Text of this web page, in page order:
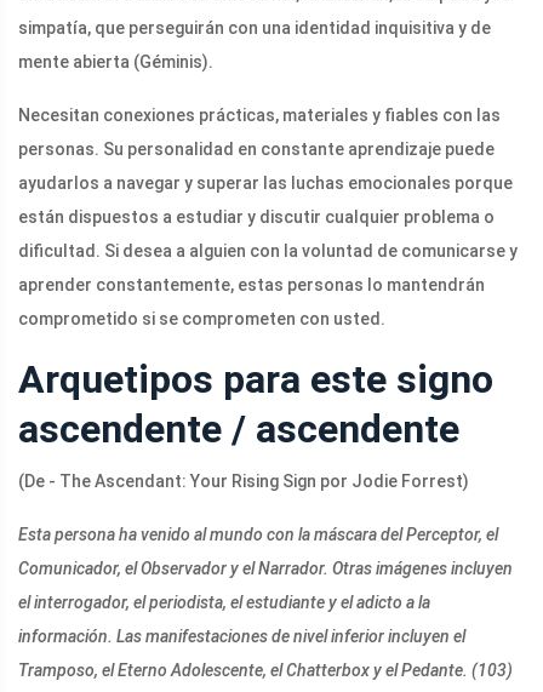
simpatía, que perseguirán con una identidad inquisitiva y de
mente abierta (Géminis).
Necesitan conexiones prácticas, materiales y fiables con las
personas. Su personalidad en constante aprendizaje puede
ayudarlos a navegar y superar las luchas emocionales porque
están dispuestos a estudiar y discutir cualquier problema o
dificultad. Si desea a alguien con la voluntad de comunicarse y
aprender constantemente, estas personas lo mantendrán
comprometido si se comprometen con usted.
Arquetipos para este signo
ascendente / ascendente
(De - The Ascendant: Your Rising Sign por Jodie Forrest)
Esta persona ha venido al mundo con la máscara del Perceptor, el
Comunicador, el Observador y el Narrador. Otras imágenes incluyen
el interrogador, el periodista, el estudiante y el adicto a la
información. Las manifestaciones de nivel inferior incluyen el
Tramposo, el Eterno Adolescente, el Chatterbox y el Pedante. (103)